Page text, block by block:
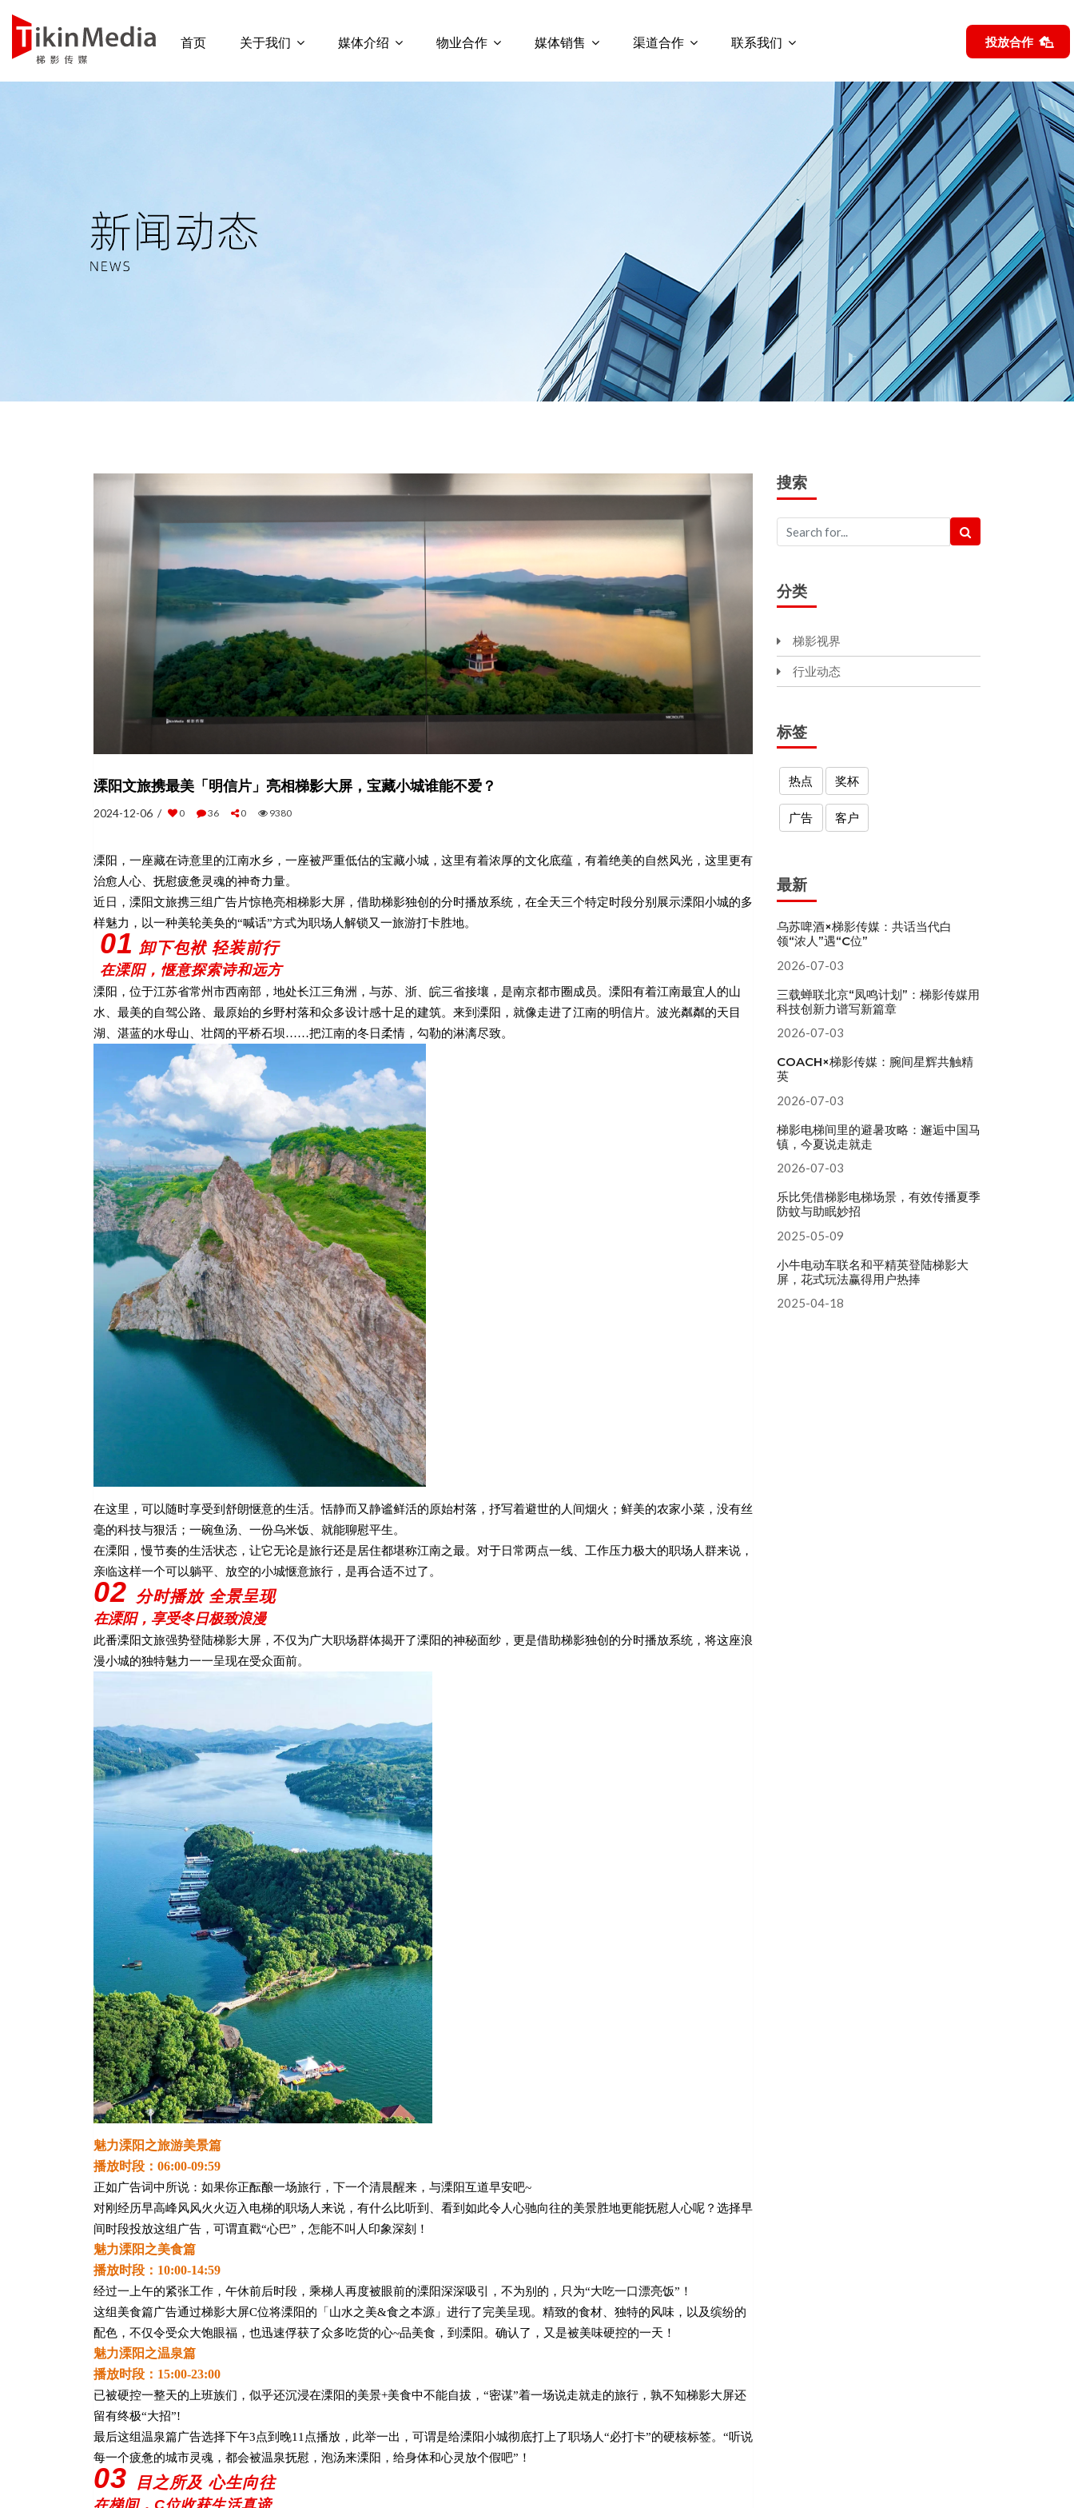
首页 关于我们 媒体介绍 物业合作 媒体销售 渠道合作 联系我们 投放合作
溧阳文旅携最美「明信片」亮相梯影大屏，宝藏小城谁能不爱？
2024-12-06 / 0 36 0 9380
溧阳，一座藏在诗意里的江南水乡，一座被严重低估的宝藏小城，这里有着浓厚的文化底蕴，有着绝美的自然风光，这里更有
治愈人心、抚慰疲惫灵魂的神奇力量。
近日，溧阳文旅携三组广告片惊艳亮相梯影大屏，借助梯影独创的分时播放系统，在全天三个特定时段分别展示溧阳小城的多
样魅力，以一种美轮美奂的“喊话”方式为职场人解锁又一旅游打卡胜地。
01 卸下包袱 轻装前行
在溧阳，惬意探索诗和远方
溧阳，位于江苏省常州市西南部，地处长江三角洲，与苏、浙、皖三省接壤，是南京都市圈成员。溧阳有着江南最宜人的山
水、最美的自驾公路、最原始的乡野村落和众多设计感十足的建筑。来到溧阳，就像走进了江南的明信片。波光粼粼的天目
湖、湛蓝的水母山、壮阔的平桥石坝……把江南的冬日柔情，勾勒的淋漓尽致。
在这里，可以随时享受到舒朗惬意的生活。恬静而又静谧鲜活的原始村落，抒写着避世的人间烟火；鲜美的农家小菜，没有丝
毫的科技与狠活；一碗鱼汤、一份乌米饭、就能聊慰平生。
在溧阳，慢节奏的生活状态，让它无论是旅行还是居住都堪称江南之最。对于日常两点一线、工作压力极大的职场人群来说，
亲临这样一个可以躺平、放空的小城惬意旅行，是再合适不过了。
02 分时播放 全景呈现
在溧阳，享受冬日极致浪漫
此番溧阳文旅强势登陆梯影大屏，不仅为广大职场群体揭开了溧阳的神秘面纱，更是借助梯影独创的分时播放系统，将这座浪
漫小城的独特魅力一一呈现在受众面前。
魅力溧阳之旅游美景篇
播放时段：06:00-09:59
正如广告词中所说：如果你正酝酿一场旅行，下一个清晨醒来，与溧阳互道早安吧~
对刚经历早高峰风风火火迈入电梯的职场人来说，有什么比听到、看到如此令人心驰向往的美景胜地更能抚慰人心呢？选择早
间时段投放这组广告，可谓直戳“心巴”，怎能不叫人印象深刻！
魅力溧阳之美食篇
播放时段：10:00-14:59
经过一上午的紧张工作，午休前后时段，乘梯人再度被眼前的溧阳深深吸引，不为别的，只为“大吃一口漂亮饭”！
这组美食篇广告通过梯影大屏C位将溧阳的「山水之美&食之本源」进行了完美呈现。精致的食材、独特的风味，以及缤纷的
配色，不仅令受众大饱眼福，也迅速俘获了众多吃货的心~品美食，到溧阳。确认了，又是被美味硬控的一天！
魅力溧阳之温泉篇
播放时段：15:00-23:00
已被硬控一整天的上班族们，似乎还沉浸在溧阳的美景+美食中不能自拔，“密谋”着一场说走就走的旅行，孰不知梯影大屏还
留有终极“大招”!
最后这组温泉篇广告选择下午3点到晚11点播放，此举一出，可谓是给溧阳小城彻底打上了职场人“必打卡”的硬核标签。“听说
每一个疲惫的城市灵魂，都会被温泉抚慰，泡汤来溧阳，给身体和心灵放个假吧”！
03 目之所及 心生向往
在梯间，C位收获生活真谛
搜索
分类
梯影视界
行业动态
标签
热点 奖杯
广告 客户
最新
乌苏啤酒×梯影传媒：共话当代白
领“浓人”遇“C位”
2026-07-03
三载蝉联北京“凤鸣计划”：梯影传媒用
科技创新力谱写新篇章
2026-07-03
COACH×梯影传媒：腕间星辉共触精
英
2026-07-03
梯影电梯间里的避暑攻略：邂逅中国马
镇，今夏说走就走
2026-07-03
乐比凭借梯影电梯场景，有效传播夏季
防蚊与助眠妙招
2025-05-09
小牛电动车联名和平精英登陆梯影大
屏，花式玩法赢得用户热捧
2025-04-18